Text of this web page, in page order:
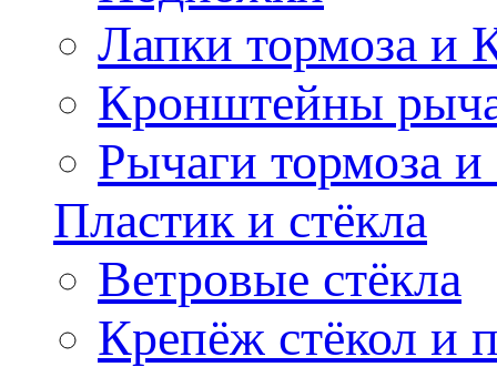
Лапки тормоза и
Кронштейны
Рычаги тормоза и
Пластик и стёкла
Ветровые стёкла
Крепёж стёкол и